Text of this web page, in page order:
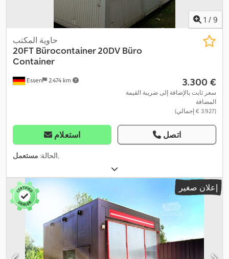
1 / 9
Essen 2.474 km
حاوية المكتب
20FT Bürocontainer 20DV Büro
Container
‏3.300 €
سعر ثابت بالإضافة إلى ضريبة القيمة
المضافة
(‏3.927 € إجمالي)
استعلام اتصل
الحالة: مستعمل ,
إعلان صغير